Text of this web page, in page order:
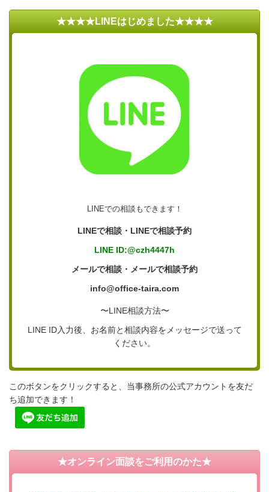
★★★★LINEはじめました★★★★
LINEでの相談もできます！
LINEで相談・LINEで相談予約
LINE ID:@czh4447h
メールで相談・メールで相談予約
info@office-taira.com
〜LINE相談方法〜
LINE ID入力後、お名前と相談内容をメッセージで送って
ください。
このボタンをクリックすると、当事務所の公式アカウントを友だ
ち追加できます！
★オンライン面談をご利用のかた★